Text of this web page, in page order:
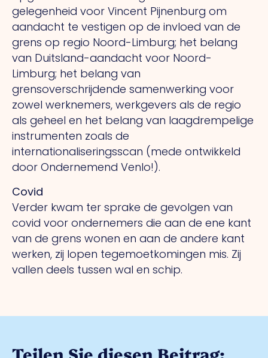
gelegenheid voor Vincent Pijnenburg om
aandacht te vestigen op de invloed van de
grens op regio Noord-Limburg; het belang
van Duitsland-aandacht voor Noord-
Limburg; het belang van
grensoverschrijdende samenwerking voor
zowel werknemers, werkgevers als de regio
als geheel en het belang van laagdrempelige
instrumenten zoals de
internationaliseringsscan (mede ontwikkeld
door Ondernemend Venlo!).
Covid
Verder kwam ter sprake de gevolgen van
covid voor ondernemers die aan de ene kant
van de grens wonen en aan de andere kant
werken, zij lopen tegemoetkomingen mis. Zij
vallen deels tussen wal en schip.
Teilen Sie diesen Beitrag: